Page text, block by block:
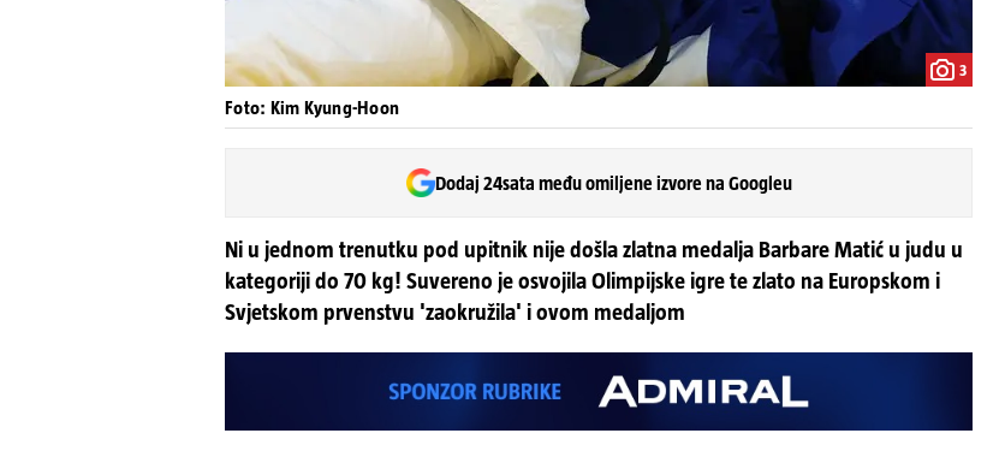
3
Foto: Kim Kyung-Hoon
Dodaj 24sata među omiljene izvore na Googleu
Ni u jednom trenutku pod upitnik nije došla zlatna medalja Barbare Matić u judu u
kategoriji do 70 kg! Suvereno je osvojila Olimpijske igre te zlato na Europskom i
Svjetskom prvenstvu 'zaokružila' i ovom medaljom